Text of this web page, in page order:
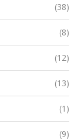
(38)
(8)
(12)
(13)
(1)
(9)